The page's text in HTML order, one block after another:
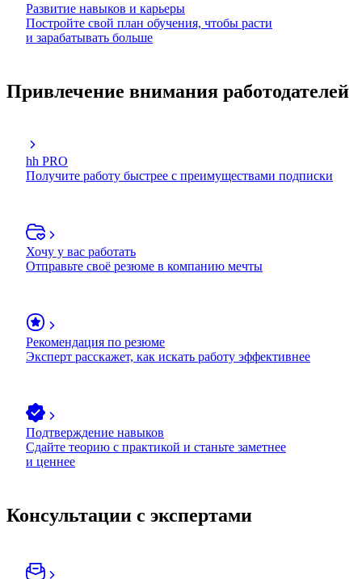
Развитие навыков и карьеры
Постройте свой план обучения, чтобы расти
и зарабатывать больше
Привлечение внимания работодателей
hh PRO
Получите работу быстрее с преимуществами подписки
Хочу у вас работать
Отправьте своё резюме в компанию мечты
Рекомендация по резюме
Эксперт расскажет, как искать работу эффективнее
Подтверждение навыков
Сдайте теорию с практикой и станьте заметнее
и ценнее
Консультации с экспертами